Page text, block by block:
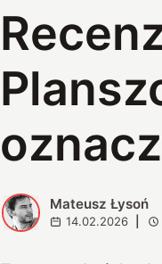
M Mateusz Łysoń
14.02.2026